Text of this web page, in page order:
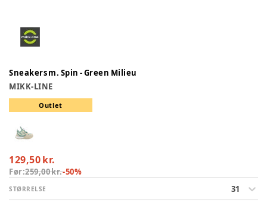
Sneakers m. Spin - Green Milieu
MIKK-LINE
Outlet
129,50 kr.
Før:259,00 kr.-50%
STØRRELSE 31